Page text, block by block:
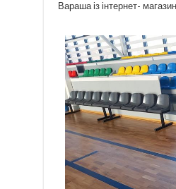
Вараша із інтернет-